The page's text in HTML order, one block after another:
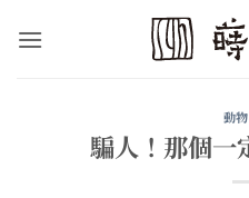
動
騙人！那個